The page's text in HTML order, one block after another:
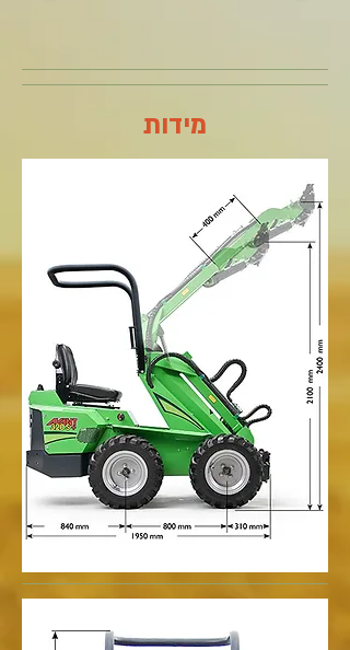
מידות